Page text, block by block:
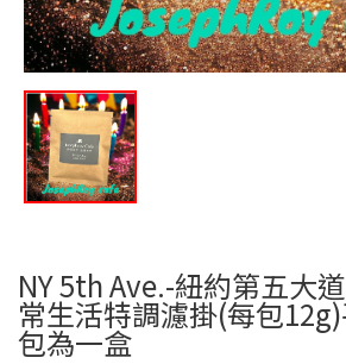
NY 5th Ave.-紐約第五大
常生活特調濾掛(每包
包為一盒